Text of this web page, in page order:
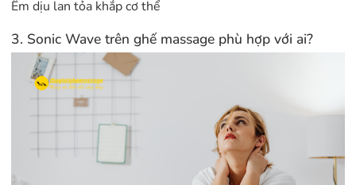
Êm dịu lan tỏa khắp cơ thể
3. Sonic Wave trên ghế massage phù hợp với ai?